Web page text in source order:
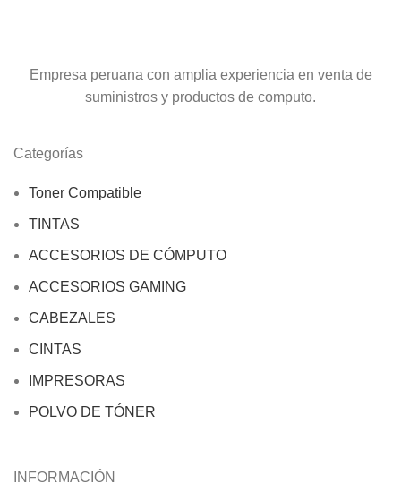
Empresa peruana con amplia experiencia en venta de
suministros y productos de computo.
Categorías
Toner Compatible
TINTAS
ACCESORIOS DE CÓMPUTO
ACCESORIOS GAMING
CABEZALES
CINTAS
IMPRESORAS
POLVO DE TÓNER
INFORMACIÓN